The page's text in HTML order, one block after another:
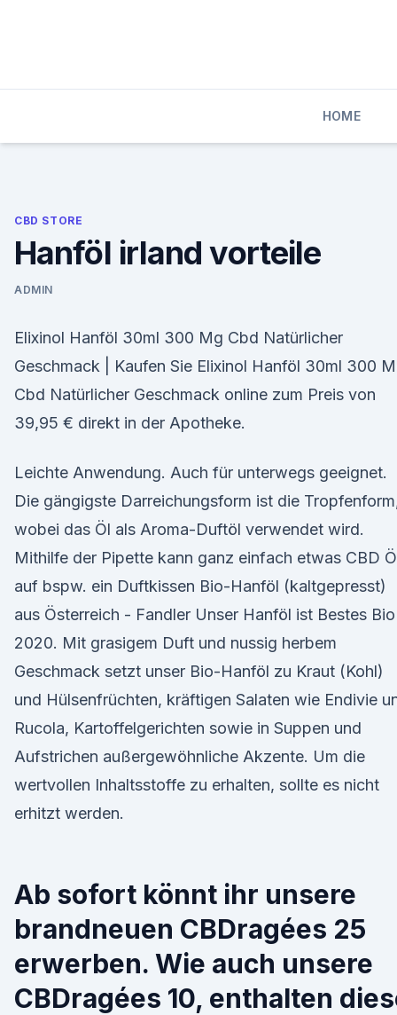
HOME
CBD STORE
Hanföl irland vorteile
ADMIN
Elixinol Hanföl 30ml 300 Mg Cbd Natürlicher
Geschmack | Kaufen Sie Elixinol Hanföl 30ml 300
Cbd Natürlicher Geschmack online zum Preis von
39,95 € direkt in der Apotheke.
Leichte Anwendung. Auch für unterwegs geeignet.
Die gängigste Darreichungsform ist die
wobei das Öl als Aroma-Duftöl verwendet wird.
Mithilfe der Pipette kann ganz einfach etwas CBD
auf bspw. ein Duftkissen Bio-Hanföl (kaltgepresst)
aus Österreich - Fandler Unser Hanföl ist Bestes Bio
2020. Mit grasigem Duft und nussig herbem
Geschmack setzt unser Bio-Hanföl zu Kraut (Kohl)
und Hülsenfrüchten, kräftigen Salaten wie Endivie
Rucola, Kartoffelgerichten sowie in Suppen und
Aufstrichen außergewöhnliche Akzente. Um die
wertvollen Inhaltsstoffe zu erhalten, sollte es nicht
erhitzt werden.
Ab sofort könnt ihr unsere
brandneuen CBDragées 25
erwerben. Wie auch unsere
CBDragées 10, enthalten